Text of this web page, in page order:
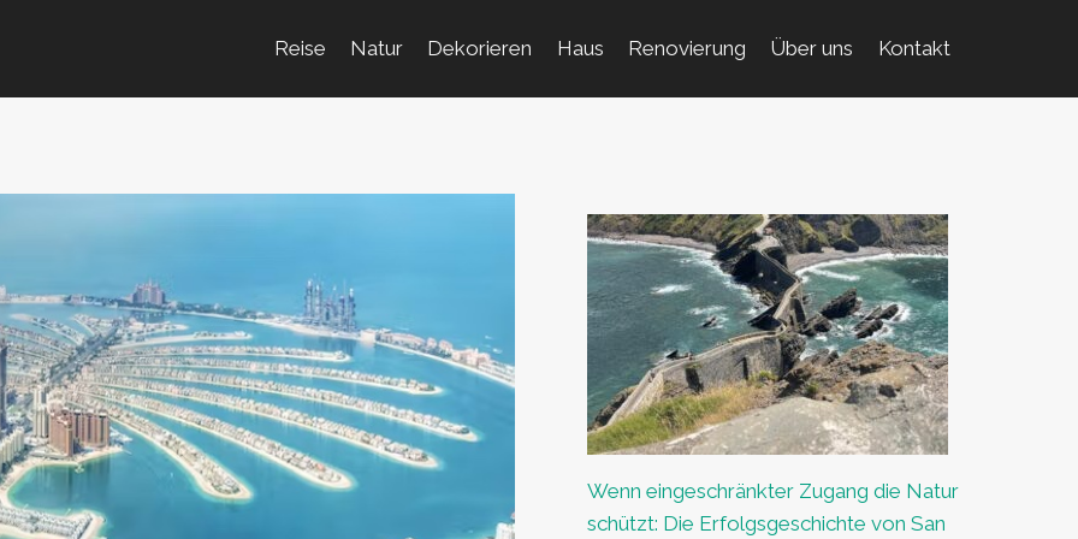
Reise Natur Dekorieren Haus Renovierung Über uns Kontakt
Wenn eingeschränkter Zugang die Natur
schützt: Die Erfolgsgeschichte von San